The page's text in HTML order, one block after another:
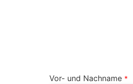
Vor- und Nachname *